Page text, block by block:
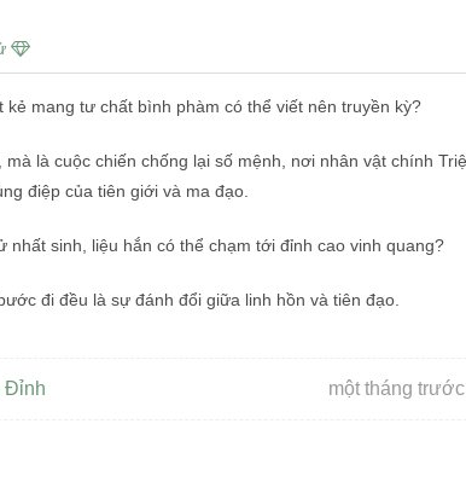
mang tư chất bình phàm có thể viết nên truyền kỳ?
là cuộc chiến chống lại số mệnh, nơi nhân vật chính
điệp của tiên giới và ma đạo.
sinh, liệu hắn có thể chạm tới đỉnh cao vinh quang?
đi đều là sự đánh đổi giữa linh hồn và tiên đạo.
Đỉnh một tháng trước